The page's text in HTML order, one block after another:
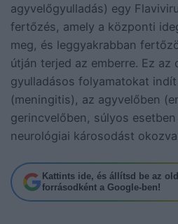
agyvelőgyulladás) egy
fertőzés, amely a központi
meg, és leggyakrabban
útján terjed az emberre. Ez az
gyulladásos folyamatokat
(meningitis), az agyvelőben
gerincvelőben, súlyos
neurológiai károsodást
Kattints ide, és állítsd be az
forrásodként a Google-ben!